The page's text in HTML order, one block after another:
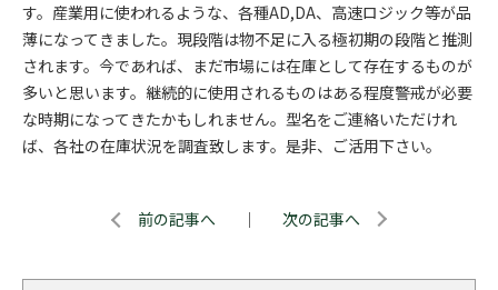
す。産業用に使われるような、各種AD,DA、高速ロジック等が品
薄になってきました。現段階は物不足に入る極初期の段階と推測
されます。今であれば、まだ市場には在庫として存在するものが
多いと思います。継続的に使用されるものはある程度警戒が必要
な時期になってきたかもしれません。型名をご連絡いただけれ
ば、各社の在庫状況を調査致します。是非、ご活用下さい。
前の記事へ ｜ 次の記事へ